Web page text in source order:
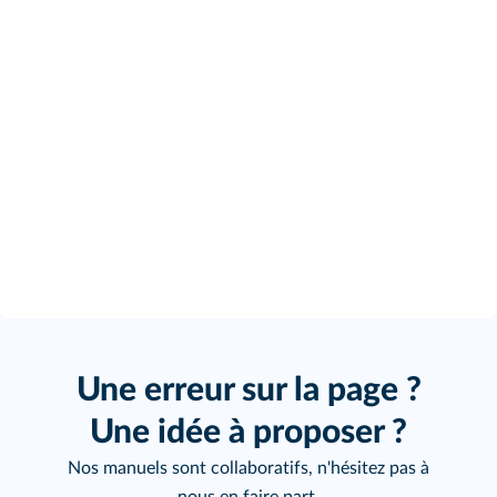
Une erreur sur la page ?
Une idée à proposer ?
Nos manuels sont collaboratifs, n'hésitez pas à